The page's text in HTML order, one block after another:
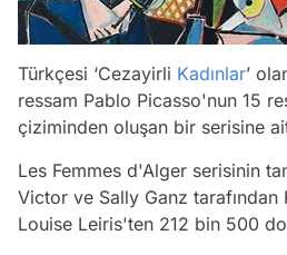
Türkçesi ‘Cezayirli Kadınlar’
ressam Pablo Picasso'nun 15
çiziminden oluşan bir serisine
Les Femmes d'Alger serisinin
Victor ve Sally Ganz tarafından
Louise Leiris'ten 212 bin 500